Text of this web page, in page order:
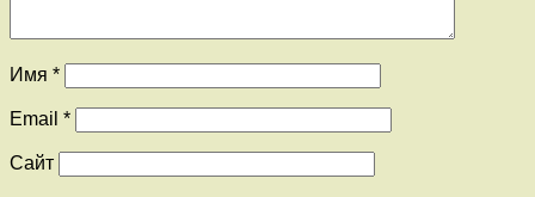
Имя *
Email *
Сайт